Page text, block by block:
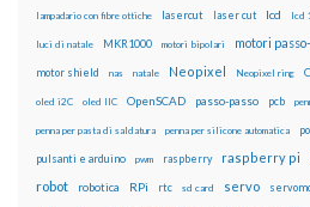
lampadario con fibre ottiche lasercut laser cut lcd lcd
luci di natale MKR1000 motori bipolari motori
motor shield nas natale Neopixel Neopixel ring
oled i2C oled IIC OpenSCAD passo-passo pcb
penna per pasta di saldatura penna per silicone automatica
pulsanti e arduino pwm raspberry raspberry pi
robot robotica RPi rtc sd card servo